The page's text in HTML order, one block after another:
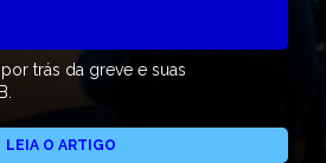
trás da greve e suas
LEIA O ARTIGO